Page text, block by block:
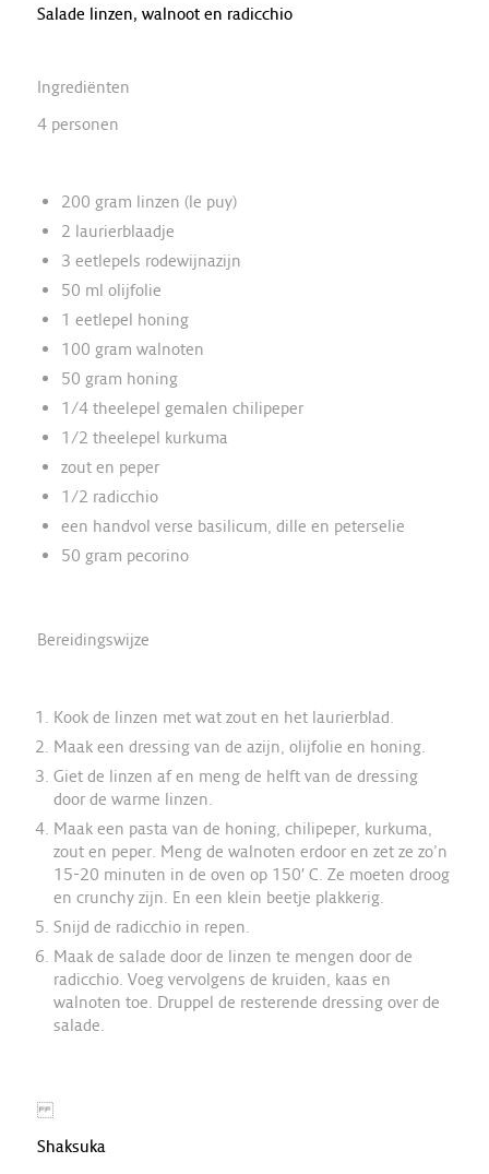
Salade linzen, walnoot en radicchio
Ingrediënten
4 personen
200 gram linzen (le puy)
2 laurierblaadje
3 eetlepels rodewijnazijn
50 ml olijfolie
1 eetlepel honing
100 gram walnoten
50 gram honing
1/4 theelepel gemalen chilipeper
1/2 theelepel kurkuma
zout en peper
1/2 radicchio
een handvol verse basilicum, dille en peterselie
50 gram pecorino
Bereidingswijze
Kook de linzen met wat zout en het laurierblad.
Maak een dressing van de azijn, olijfolie en honing.
Giet de linzen af en meng de helft van de dressing
door de warme linzen.
Maak een pasta van de honing, chilipeper, kurkuma,
zout en peper. Meng de walnoten erdoor en zet ze zo’n
15-20 minuten in de oven op 150′ C. Ze moeten droog
en crunchy zijn. En een klein beetje plakkerig.
Snijd de radicchio in repen.
Maak de salade door de linzen te mengen door de
radicchio. Voeg vervolgens de kruiden, kaas en
walnoten toe. Druppel de resterende dressing over de
salade.
Shaksuka